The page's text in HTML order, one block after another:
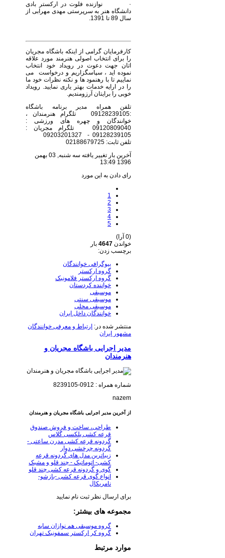
· نوازنده فلوت در ارکستر بادی
دانشگاه هنر به سرپرستی مهدی مهرابی از
سال 89 تا 1391.
کارفرمایان گرامی از اینکه باشگاه مجریان
را برای انتخاب اصولی هنرمند مورد علاقه
اتان جهت دعوت در رویداد خود انتخاب
نموده اید ، سپاسگزاریم و درخواست می
نماییم تا با رهنمود ها و نکته نظرات خود ما
را در ارایه خدمات بهتر یاری نمایید. رویداد
خوبی را برایتان آرزومندیم.
تلفن همراه مدیر برنامه باشگاه
:09128239105 تلگرام هنرمندان ،
خوانندگان و چهره های ورزشی :
09120809040 تلگرام مجریان :
تلفن ثابت: 02188679725
آخرین بار تغییر یافته سه شنبه, 03 بهمن
1396 13:49
رای دادن به این مورد
1
2
3
4
5
(0 آرا)
خواندن 4647بار
برچسب زدن:
بیوگرافی خوانندگان
گروه ارکستر
گروه ارکستر فلامونیک
خواننده کردستان
موسیقی
موسیقی سنتی
موسیقی محلی
خوانندگان داخل ایران
منتشر شده در: ارتباط و معرفی خوانندگان
مشهور ایران
مدیر اجرایی باشگاه مجریان و
هنرمندان
شماره همراه : 0912-8239105
nazem
از آخرین مدیر اجرایی باشگاه مجریان و هنرمندان
طراحی، ساخت و فروش صندوق
قرعه کشی پلکسی گلاس
گردونه قرعه کشی مدرن ساعتی -
گردونه چرخشی دوار
زیباترین مدل های گردونه قرعه
کشی- اتوماتیک - چند قلو و مشبک
گوی و گردونه قرعه کشی چند قلو
انواع گوی قرعه کشی -بازشو-
نامریکال
برای ارسال نظر ثبت نام نمایید
مجموعه های بیشتر:
گروه موسیقی هم نوازان سایه
گروه کر ارکستر سمفونیک تهران
موارد مرتبط